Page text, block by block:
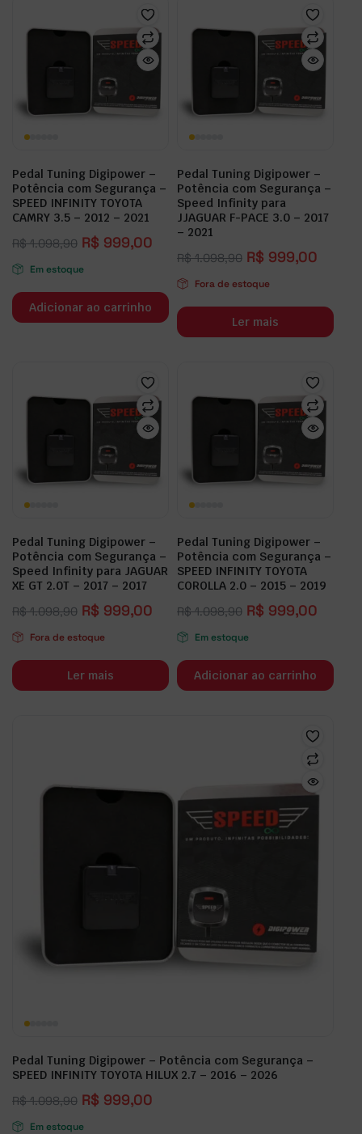
Pedal Tuning Digipower –
Potência com Segurança –
SPEED INFINITY TOYOTA
CAMRY 3.5 – 2012 – 2021
R$1.098,90 R$ 999,00
Em estoque
Adicionar ao carrinho
Pedal Tuning Digipower –
Potência com Segurança –
Speed Infinity para
JJAGUAR F-PACE 3.0 – 2017
– 2021
R$1.098,90 R$ 999,00
Fora de estoque
Ler mais
Pedal Tuning Digipower –
Potência com Segurança –
Speed Infinity para JAGUAR
XE GT 2.0T – 2017 – 2017
R$1.098,90 R$ 999,00
Fora de estoque
Ler mais
Pedal Tuning Digipower –
Potência com Segurança –
SPEED INFINITY TOYOTA
COROLLA 2.0 – 2015 – 2019
R$1.098,90 R$ 999,00
Em estoque
Adicionar ao carrinho
Pedal Tuning Digipower – Potência com Segurança –
SPEED INFINITY TOYOTA HILUX 2.7 – 2016 – 2026
R$1.098,90 R$ 999,00
Em estoque